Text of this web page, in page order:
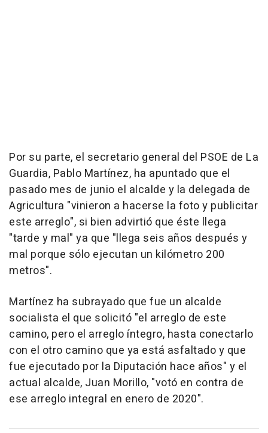
Por su parte, el secretario general del PSOE de La
Guardia, Pablo Martínez, ha apuntado que el
pasado mes de junio el alcalde y la delegada de
Agricultura "vinieron a hacerse la foto y publicitar
este arreglo", si bien advirtió que éste llega
"tarde y mal" ya que "llega seis años después y
mal porque sólo ejecutan un kilómetro 200
metros".
Martínez ha subrayado que fue un alcalde
socialista el que solicitó "el arreglo de este
camino, pero el arreglo íntegro, hasta conectarlo
con el otro camino que ya está asfaltado y que
fue ejecutado por la Diputación hace años" y el
actual alcalde, Juan Morillo, "votó en contra de
ese arreglo integral en enero de 2020".